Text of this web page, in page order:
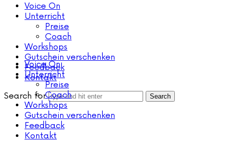
Voice On
Unterricht
Preise
Coach
Workshops
Gutschein verschenken
Feedback
Kontakt
Search for
Voice On
Unterricht
Preise
Coach
Workshops
Gutschein verschenken
Feedback
Kontakt